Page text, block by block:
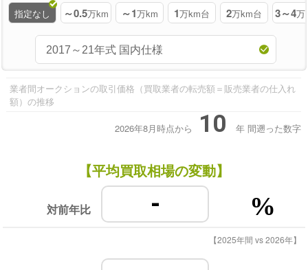
指定なし ～0.5万km ～1万km 1万km台 2万km台 3～4万
業者間オークションの取引価格（買取業者の転売額＝販売業者の仕入れ
額）の推移
2026年8月時点から 10 年 間遡った数字
【平均買取相場の変動】
対前年比 - %
【2025年間 vs 2026年】